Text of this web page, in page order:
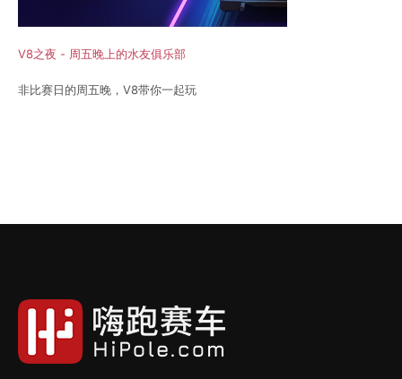
V8之夜 - 周五晚上的水友俱乐部
非比赛日的周五晚，V8带你一起玩